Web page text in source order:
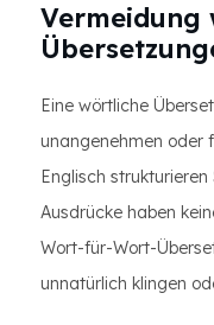
Vermeidung
Eine wörtliche
unangenehmen oder
Englisch
Ausdrücke haben
Wort-für-Wort-
unnatürlich klingen